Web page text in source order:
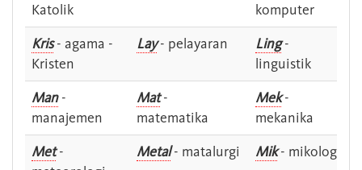
Katolik
komputer
Kris- agama -
Kristen
Lay- pelayaran Ling-
linguistik
Man-
manajemen
Mat-
matematika
Mek-
mekanika
Met-
Metal- matalurgi Mik- mikologi